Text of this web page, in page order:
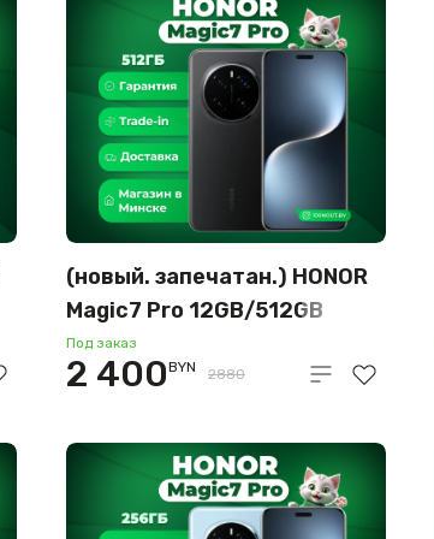
(новый. запечатан.) HONOR
Magic7 Pro 12GB/512GB
международная версия
(черный)
Под заказ
2 400BYN 2880